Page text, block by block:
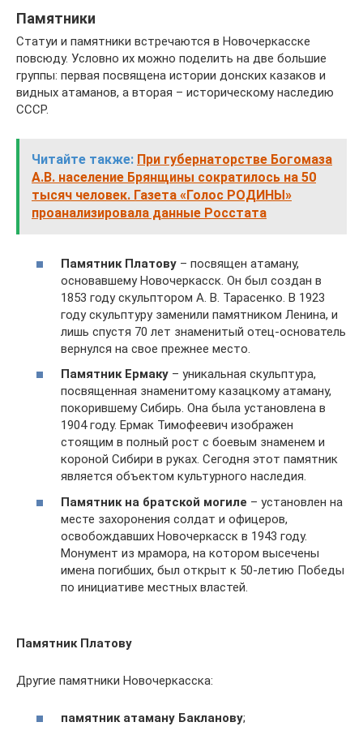
Памятники
Статуи и памятники встречаются в Новочеркасске
повсюду. Условно их можно поделить на две большие
группы: первая посвящена истории донских казаков и
видных атаманов, а вторая – историческому наследию
СССР.
Читайте также: При губернаторстве Богомаза
А.В. население Брянщины сократилось на 50
тысяч человек. Газета «Голос РОДИНЫ»
проанализировала данные Росстата
Памятник Платову – посвящен атаману,
основавшему Новочеркасск. Он был создан в
1853 году скульптором А. В. Тарасенко. В 1923
году скульптуру заменили памятником Ленина, и
лишь спустя 70 лет знаменитый отец-основатель
вернулся на свое прежнее место.
Памятник Ермаку – уникальная скульптура,
посвященная знаменитому казацкому атаману,
покорившему Сибирь. Она была установлена в
1904 году. Ермак Тимофеевич изображен
стоящим в полный рост с боевым знаменем и
короной Сибири в руках. Сегодня этот памятник
является объектом культурного наследия.
Памятник на братской могиле – установлен на
месте захоронения солдат и офицеров,
освобождавших Новочеркасск в 1943 году.
Монумент из мрамора, на котором высечены
имена погибших, был открыт к 50-летию Победы
по инициативе местных властей.
Памятник Платову
Другие памятники Новочеркасска:
памятник атаману Бакланову;